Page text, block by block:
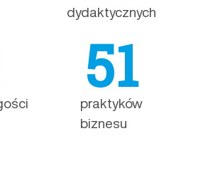
dydaktycznych
praktyków
biznesu
51